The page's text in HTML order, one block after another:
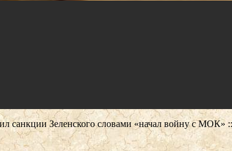
санкции Зеленского словами «начал войну с МОК»